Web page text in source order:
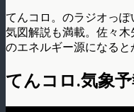
てんコロ。のラジオっ
気図解説も満載。佐々
のエネルギー源になると
てんコロ.気象